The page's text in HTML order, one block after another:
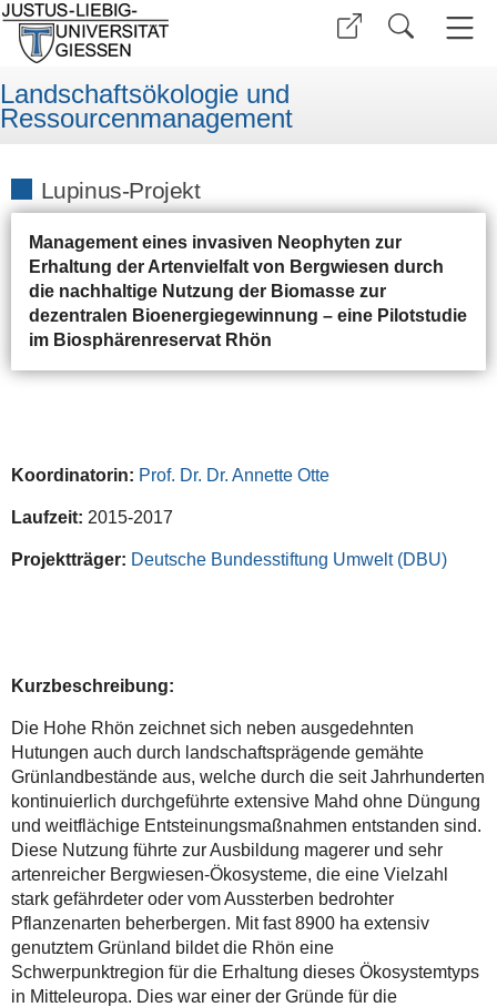
Landschaftsökologie und
Ressourcenmanagement
Lupinus-Projekt
Management eines invasiven Neophyten zur
Erhaltung der Artenvielfalt von Bergwiesen durch
die nachhaltige Nutzung der Biomasse zur
dezentralen Bioenergiegewinnung – eine Pilotstudie
im Biosphärenreservat Rhön
Koordinatorin: Prof. Dr. Dr. Annette Otte
Laufzeit: 2015-2017
Projektträger: Deutsche Bundesstiftung Umwelt (DBU)
Kurzbeschreibung:
Die Hohe Rhön zeichnet sich neben ausgedehnten
Hutungen auch durch landschaftsprägende gemähte
Grünlandbestände aus, welche durch die seit Jahrhunderten
kontinuierlich durchgeführte extensive Mahd ohne Düngung
und weitflächige Entsteinungsmaßnahmen entstanden sind.
Diese Nutzung führte zur Ausbildung magerer und sehr
artenreicher Bergwiesen-Ökosysteme, die eine Vielzahl
stark gefährdeter oder vom Aussterben bedrohter
Pflanzenarten beherbergen. Mit fast 8900 ha extensiv
genutztem Grünland bildet die Rhön eine
Schwerpunktregion für die Erhaltung dieses Ökosystemtyps
in Mitteleuropa. Dies war einer der Gründe für die